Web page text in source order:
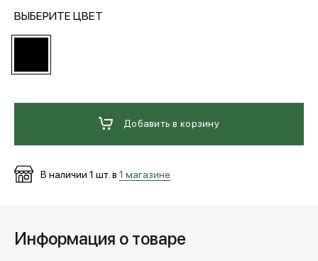
+7 (495) 139-66-00
ВЫБЕРИТЕ ЦВЕТ
Добавить в корзину
В наличии 1 шт. в 1 магазине
Информация о товаре